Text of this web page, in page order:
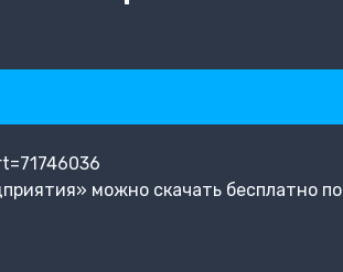
можно скачать бесплатно по